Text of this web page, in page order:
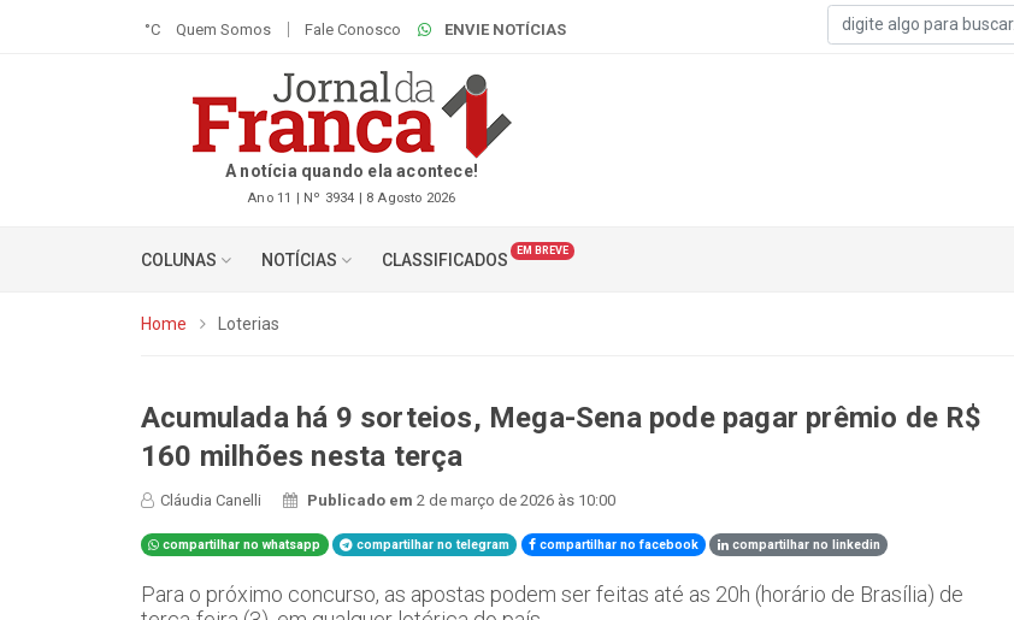
°C Quem Somos Fale Conosco ENVIE NOTÍCIAS
A notícia quando ela acontece!
Ano 11 | Nº 3934 | 8 Agosto 2026
COLUNAS NOTÍCIAS CLASSIFICADOS EM BREVE
Home Loterias
Acumulada há 9 sorteios, Mega-Sena pode pagar prêmio de R$
160 milhões nesta terça
Cláudia Canelli Publicado em2 de março de 2026 às 10:00
compartilhar no whatsapp compartilhar no telegram compartilhar no facebook compartilhar no linkedin
Para o próximo concurso, as apostas podem ser feitas até as 20h (horário de Brasília) de